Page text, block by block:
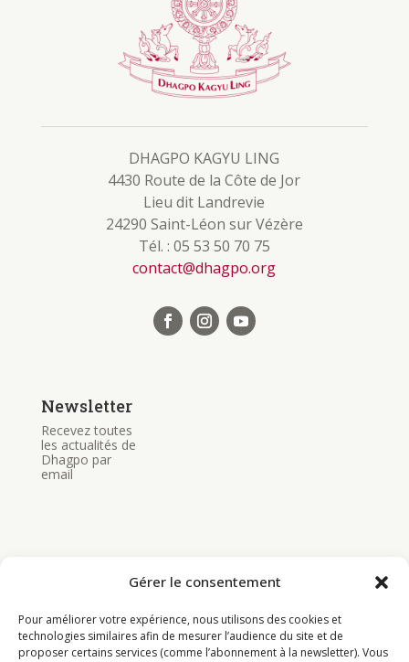
Gérer le consentement
Pour améliorer votre expérience, nous utilisons des cookies et
technologies similaires afin de mesurer l’audience du site et de
proposer certains services (comme l’abonnement à la newsletter). Vous
DHAGPO KAGYU LING
4430 Route de la Côte de Jor
Lieu dit Landrevie
24290 Saint-Léon sur Vézère
Tél. : 05 53 50 70 75
contact@dhagpo.org
Newsletter
Recevez toutes
les actualités de
Dhagpo par
email
Programme